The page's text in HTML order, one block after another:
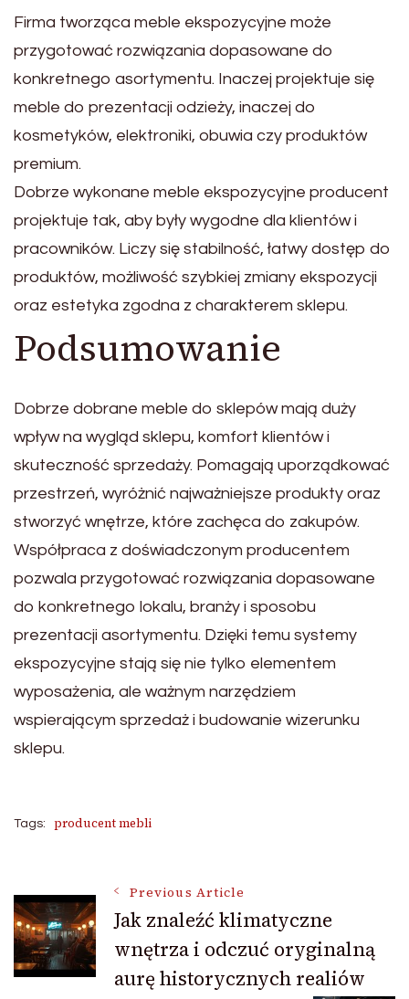
Firma tworząca meble ekspozycyjne może
przygotować rozwiązania dopasowane do
konkretnego asortymentu. Inaczej projektuje się
meble do prezentacji odzieży, inaczej do
kosmetyków, elektroniki, obuwia czy produktów
premium.
Dobrze wykonane meble ekspozycyjne producent
projektuje tak, aby były wygodne dla klientów i
pracowników. Liczy się stabilność, łatwy dostęp do
produktów, możliwość szybkiej zmiany ekspozycji
oraz estetyka zgodna z charakterem sklepu.
Podsumowanie
Dobrze dobrane meble do sklepów mają duży
wpływ na wygląd sklepu, komfort klientów i
skuteczność sprzedaży. Pomagają uporządkować
przestrzeń, wyróżnić najważniejsze produkty oraz
stworzyć wnętrze, które zachęca do zakupów.
Współpraca z doświadczonym producentem
pozwala przygotować rozwiązania dopasowane
do konkretnego lokalu, branży i sposobu
prezentacji asortymentu. Dzięki temu systemy
ekspozycyjne stają się nie tylko elementem
wyposażenia, ale ważnym narzędziem
wspierającym sprzedaż i budowanie wizerunku
sklepu.
Tags: producent mebli
Post
Navigation
Previous Article
Jak znaleźć klimatyczne
wnętrza i odczuć oryginalną
aurę historycznych realiów